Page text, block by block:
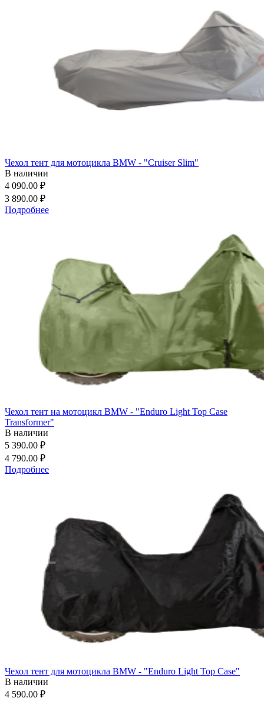
Чехол тент для мотоцикла BMW - "Cruiser Slim"
В наличии
4 090.00 ₽
3 890.00 ₽
Подробнее
Чехол тент на мотоцикл BMW - "Enduro Light Top Case
Transformer"
В наличии
5 390.00 ₽
4 790.00 ₽
Подробнее
Чехол тент для мотоцикла BMW - "Enduro Light Top Case"
В наличии
4 590.00 ₽